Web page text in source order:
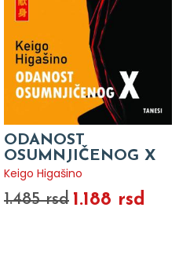
ODANOST
OSUMNJIČENOG X
Keigo Higašino
1.485 rsd 1.188 rsd